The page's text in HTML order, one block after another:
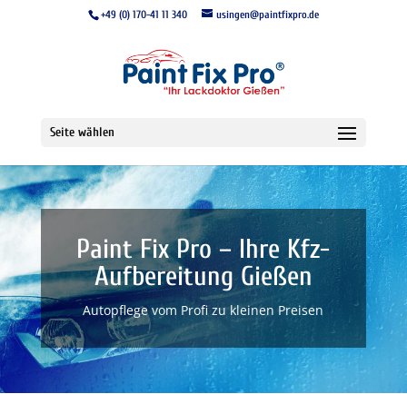
+49 (0) 170-41 11 340 usingen@paintfixpro.de
Seite wählen
Paint Fix Pro – Ihre Kfz-
Aufbereitung Gießen
Autopflege vom Profi zu kleinen Preisen